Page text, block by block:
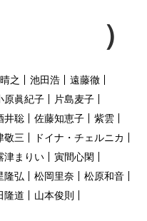
之 池田浩
遠藤徹
原眞紀子
片島麦子
井聡 佐藤知恵子
紫雲
敬三
ドイナ・チェルニカ
津まりい
寅間心閑
隆弘 松岡里奈
松原和音
隆道
山本俊則